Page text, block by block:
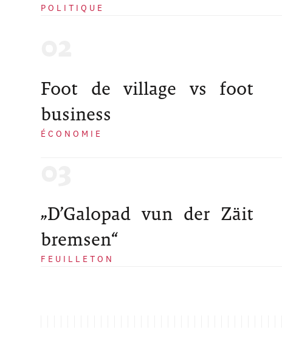
POLITIQUE
Foot de village vs foot
business
ÉCONOMIE
„D’Galopad vun der Zäit
bremsen“
FEUILLETON